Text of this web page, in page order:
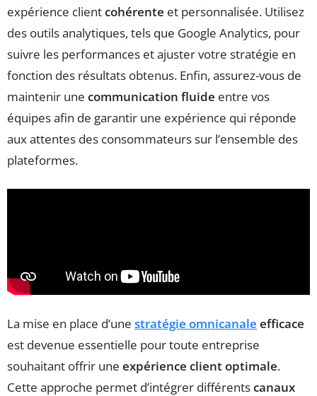
expérience clientcohérente et personnalisée. Utilisez
des outils analytiques, tels que Google Analytics, pour
suivre les performances et ajuster votre stratégie en
fonction des résultats obtenus. Enfin, assurez-vous de
maintenir une communication fluide entre vos
équipes afin de garantir une expérience qui réponde
aux attentes des consommateurs sur l’ensemble des
plateformes.
La mise en place d’une stratégie omnicanale efficace
est devenue essentielle pour toute entreprise
souhaitant offrir une expérience client optimale.
Cette approche permet d’intégrer différentscanaux